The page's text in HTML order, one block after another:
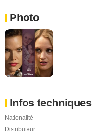
Photo
Infos techniques
Nationalité
Distributeur